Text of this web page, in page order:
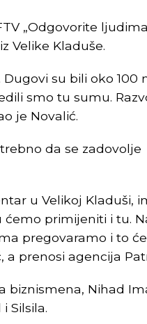
„Odgovorite
iz Velike Kladuše.
su bili oko 100
smo tu sumu.
je Novalić.
da se zadovolje
u Velikoj Kladuši,
primijeniti i tu.
pregovaramo i to
a prenosi agencija
biznismena, Nihad
Silsila.